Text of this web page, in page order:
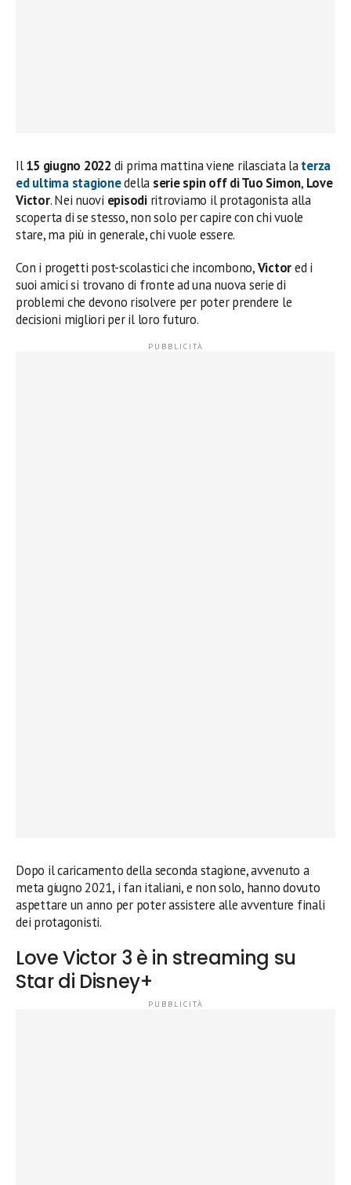
Il15 giugno 2022 di prima mattina viene rilasciata laterza
ed ultima stagionedella serie spin off di Tuo Simon, Love
Victor. Nei nuovi episodiritroviamo il protagonista alla
scoperta di se stesso, non solo per capire con chi vuole
stare, ma più in generale, chi vuole essere.
Con i progetti post-scolastici che incombono,Victored i
suoi amici si trovano di fronte ad una nuova serie di
problemi che devono risolvere per poter prendere le
decisioni migliori per il loro futuro.
Dopo il caricamento della seconda stagione, avvenuto a
meta giugno 2021, i fan italiani, e non solo, hanno dovuto
aspettare un anno per poter assistere alle avventure finali
dei protagonisti.
Love Victor 3 è in streaming su
Star di Disney+